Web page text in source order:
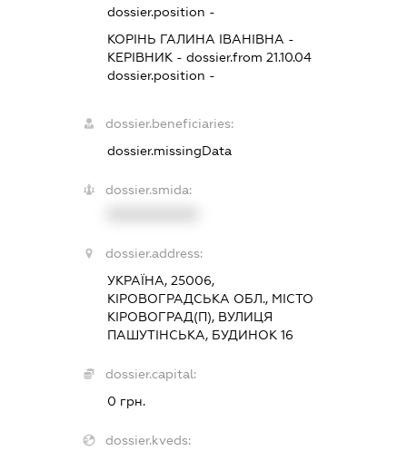
dossier.position -
КОРІНЬ ГАЛИНА ІВАНІВНА -
КЕРІВНИК - dossier.from 21.10.04
dossier.position -
dossier.beneficiaries:
dossier.missingData
dossier.smida:
dossier.address:
УКРАЇНА, 25006,
КІРОВОГРАДСЬКА ОБЛ., МІСТО
КІРОВОГРАД(П), ВУЛИЦЯ
ПАШУТІНСЬКА, БУДИНОК 16
dossier.capital:
0 грн.
dossier.kveds: